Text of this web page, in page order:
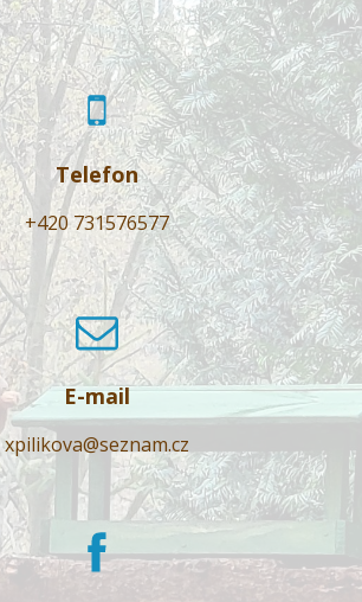
Telefon
+420 731576577
E-mail
xpilikova@seznam.cz